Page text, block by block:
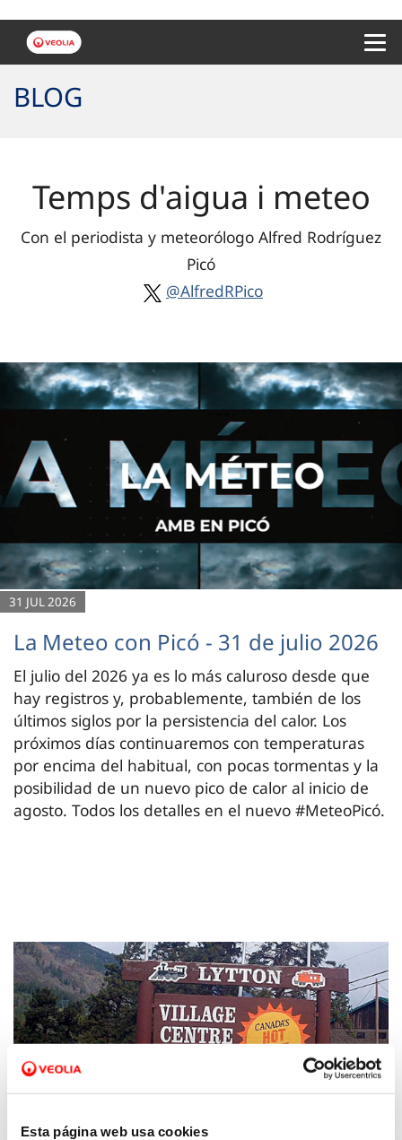
Esta página web usa cookies
BLOG
Temps d'aigua i meteo
Con el periodista y meteorólogo Alfred Rodríguez
Picó
@AlfredRPico
31 JUL 2026
La Meteo con Picó - 31 de julio 2026
El julio del 2026 ya es lo más caluroso desde que
hay registros y, probablemente, también de los
últimos siglos por la persistencia del calor. Los
próximos días continuaremos con temperaturas
por encima del habitual, con pocas tormentas y la
posibilidad de un nuevo pico de calor al inicio de
agosto. Todos los detalles en el nuevo #MeteoPicó.